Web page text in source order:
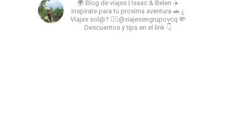
🌍 Blog de viajes | Isaac & Belen ✈️
Inspírate para tu proxima aventura 🚗 ¿
Viajas sol@? 👉🏻@viajesengrupovcq 💸
Descuentos y tips en el link 👇